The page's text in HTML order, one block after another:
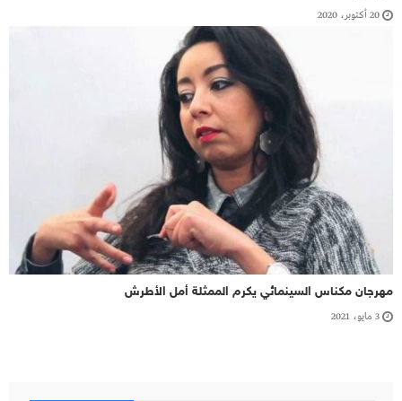
20 أكتوبر، 2020
مهرجان مكناس السينمائي يكرم الممثلة أمل الأطرش
3 مايو، 2021